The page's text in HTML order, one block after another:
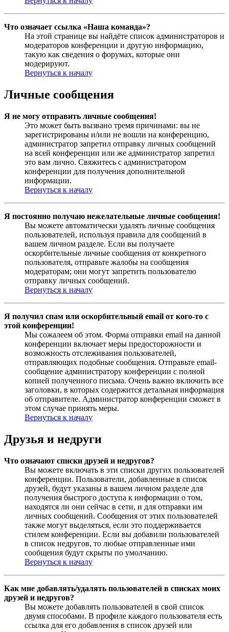
Что означает ссылка «Наша команда»?
На этой странице вы найдёте список администраторов и
модераторов конференции и другую информацию,
такую как сведения о форумах, которые они
модерируют.
Вернуться к началу
Личные сообщения
Я не могу отправить личные сообщения!
Это может быть вызвано тремя причинами: вы не
зарегистрированы и/или не вошли на конференцию,
администратор запретил отправку личных сообщений
на всей конференции или же администратор запретил
это вам лично. Свяжитесь с администратором
конференции для получения дополнительной
информации.
Вернуться к началу
Я постоянно получаю нежелательные личные сообщения!
Вы можете автоматически удалять личные сообщения
пользователей, используя правила для сообщений в
вашем личном разделе. Если вы получаете
оскорбительные личные сообщения от конкретного
пользователя, отправьте жалобы на сообщения
модераторам; они могут запретить пользователю
отправку личных сообщений.
Вернуться к началу
Я получил спам или оскорбительный email от кого-то с
этой конференции!
Мы сожалеем об этом. Форма отправки email на данной
конференции включает меры предосторожности и
возможность отслеживания пользователей,
отправляющих подобные сообщения. Отправьте email-
сообщение администратору конференции с полной
копией полученного письма. Очень важно включить все
заголовки, в которых содержится детальная информация
об отправителе. Администратор конференции сможет в
этом случае принять меры.
Вернуться к началу
Друзья и недруги
Что означают списки друзей и недругов?
Вы можете включать в эти списки других пользователей
конференции. Пользователи, добавленные в список
друзей, будут указаны в вашем личном разделе для
получения быстрого доступа к информации о том,
находятся ли они сейчас в сети, и для отправки им
личных сообщений. Сообщения от этих пользователей
также могут выделяться, если это поддерживается
стилем конференции. Если вы добавили пользователей
в список недругов, то любые отправленные ими
сообщения будут скрыты по умолчанию.
Вернуться к началу
Как мне добавлять/удалять пользователей в списках моих
друзей и недругов?
Вы можете добавлять пользователей в свой список
двумя способами. В профиле каждого пользователя есть
ссылка для его добавления в список друзей или